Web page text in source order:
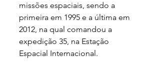
missões espaciais, sendo a
primeira em 1995 e a última em
2012, na qual comandou a
expedição 35, na Estação
Espacial Internacional.